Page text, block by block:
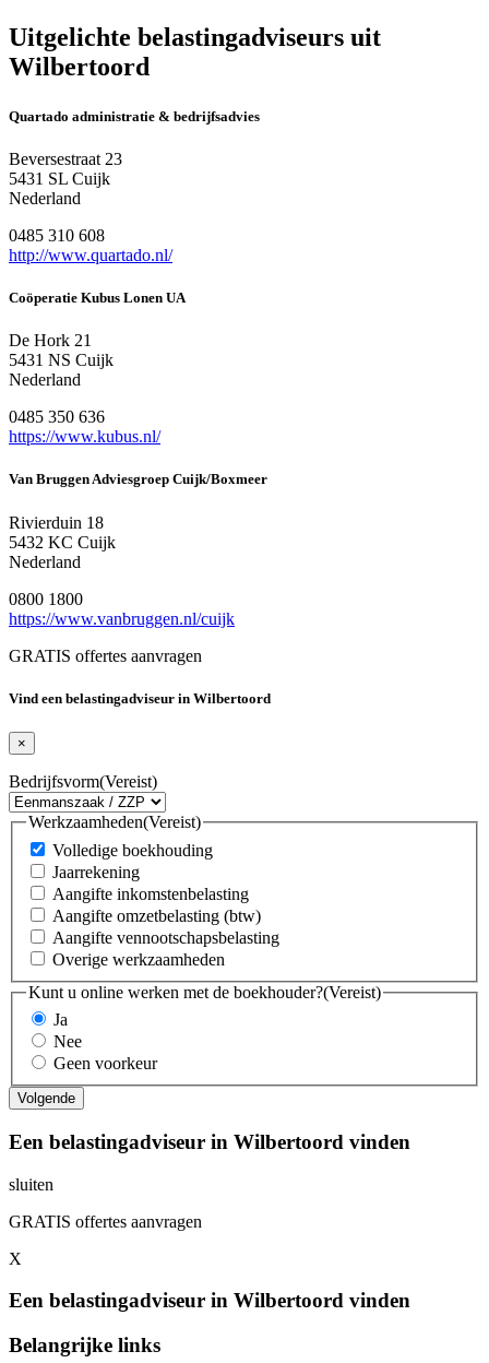
Uitgelichte belastingadviseurs uit
Wilbertoord
Quartado administratie & bedrijfsadvies
Beversestraat 23
5431 SL Cuijk
Nederland
0485 310 608
http://www.quartado.nl/
Coöperatie Kubus Lonen UA
De Hork 21
5431 NS Cuijk
Nederland
0485 350 636
https://www.kubus.nl/
Van Bruggen Adviesgroep Cuijk/Boxmeer
Rivierduin 18
5432 KC Cuijk
Nederland
0800 1800
https://www.vanbruggen.nl/cuijk
GRATIS offertes aanvragen
Vind een belastingadviseur in Wilbertoord
×
Bedrijfsvorm(Vereist)
Werkzaamheden(Vereist)
Volledige boekhouding
Jaarrekening
Aangifte inkomstenbelasting
Aangifte omzetbelasting (btw)
Aangifte vennootschapsbelasting
Overige werkzaamheden
Kunt u online werken met de boekhouder?(Vereist)
Ja
Nee
Geen voorkeur
Een belastingadviseur in Wilbertoord vinden
sluiten
GRATIS offertes aanvragen
X
Een belastingadviseur in Wilbertoord vinden
Belangrijke links